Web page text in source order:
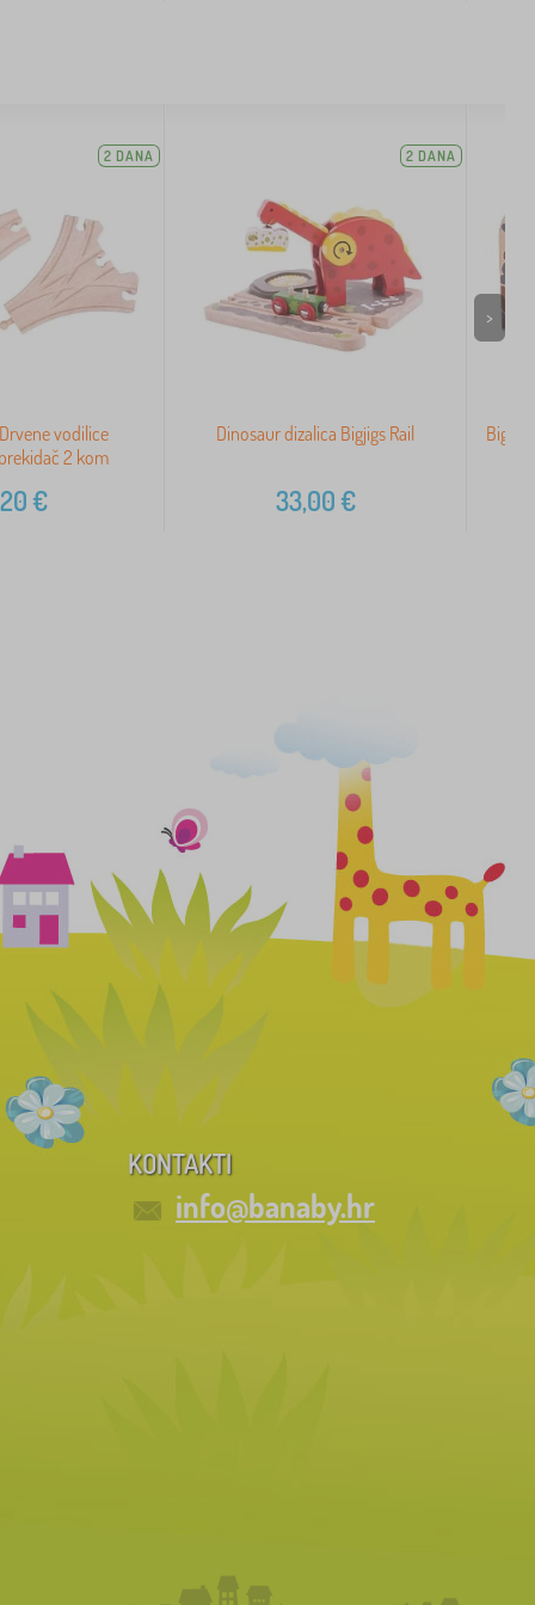
2 DANA
vodilice
2 kom
€
2 DANA
Dinosaur dizalica Bigjigs Rail
33,00€
>
KONTAKTI
info@banaby.hr